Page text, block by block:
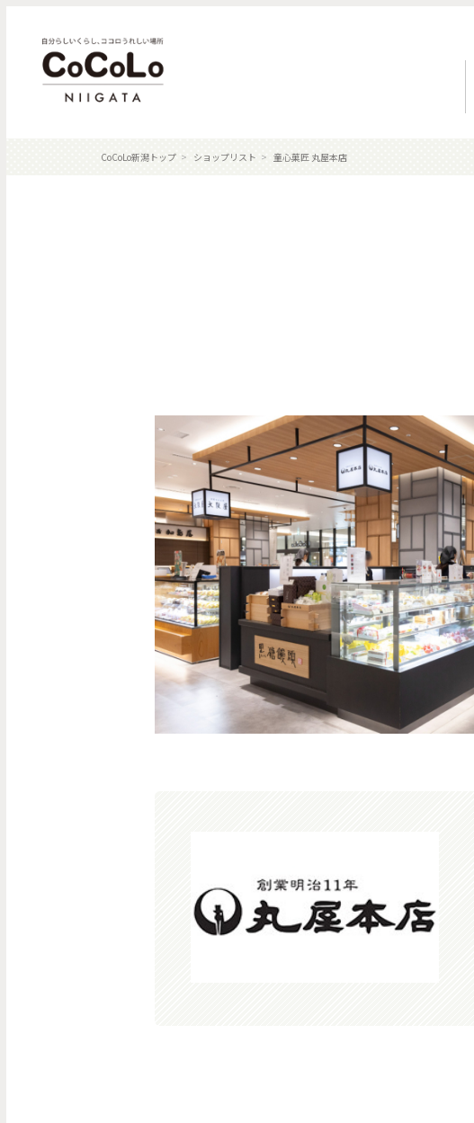
CoCoLo新潟トップ ショップリスト 童心菓匠 丸屋本店